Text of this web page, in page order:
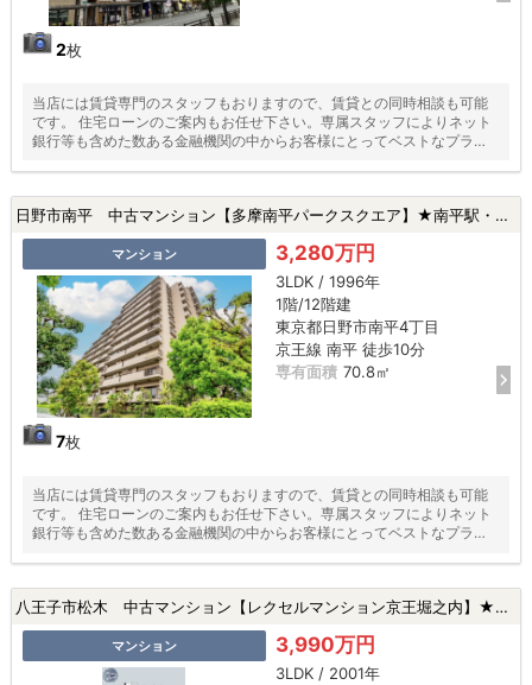
2枚
当店には賃貸専門のスタッフもおりますので、賃貸との同時相談も可能
です。 住宅ローンのご案内もお任せ下さい。専属スタッフによりネット
銀行等も含めた数ある金融機関の中からお客様にとってベストなプラン
日野市南平 中古マンション【多摩南平パークスクエア】★南平駅・ペット飼育可・新規リフォーム・１階部分・オートロック★|日野市南平4丁目の中古マンション
マンション
7枚
3,280万円
3LDK / 1996年
1階/12階建
東京都日野市南平4丁目
京王線 南平 徒歩10分
専有面積 70.8㎡
当店には賃貸専門のスタッフもおりますので、賃貸との同時相談も可能
です。 住宅ローンのご案内もお任せ下さい。専属スタッフによりネット
銀行等も含めた数ある金融機関の中からお客様にとってベストなプラン
八王子市松木 中古マンション【レクセルマンション京王堀之内】★京王堀之内駅・駅徒歩10分以内・新規リフォーム★|八王子市松木の中古マンション
マンション 3,990万円
3LDK / 2001年